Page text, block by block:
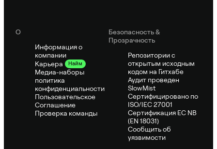
О
Информация о
компании
Карьера
Найм
Медиа-наборы
политика
конфиденциальности
Пользовательское
Соглашение
Проверка команды
Безопасность &
Прозрачность
Репозитории с
открытым исходным
кодом на Гитхабе
Аудит проведен
SlowMist
Сертифицировано по
ISO/IEC 27001
Сертификация ЕС NB
(EN 18031)
Сообщить об
уязвимости